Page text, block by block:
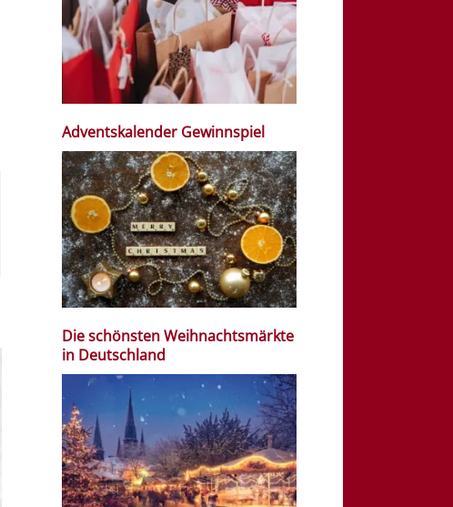
Adventskalender Gewinnspiel
Die schönsten Weihnachtsmärkte
in Deutschland